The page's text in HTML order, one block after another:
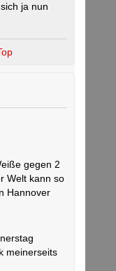
ja nun
gegen 2
Welt kann so
Hannover
meinerseits